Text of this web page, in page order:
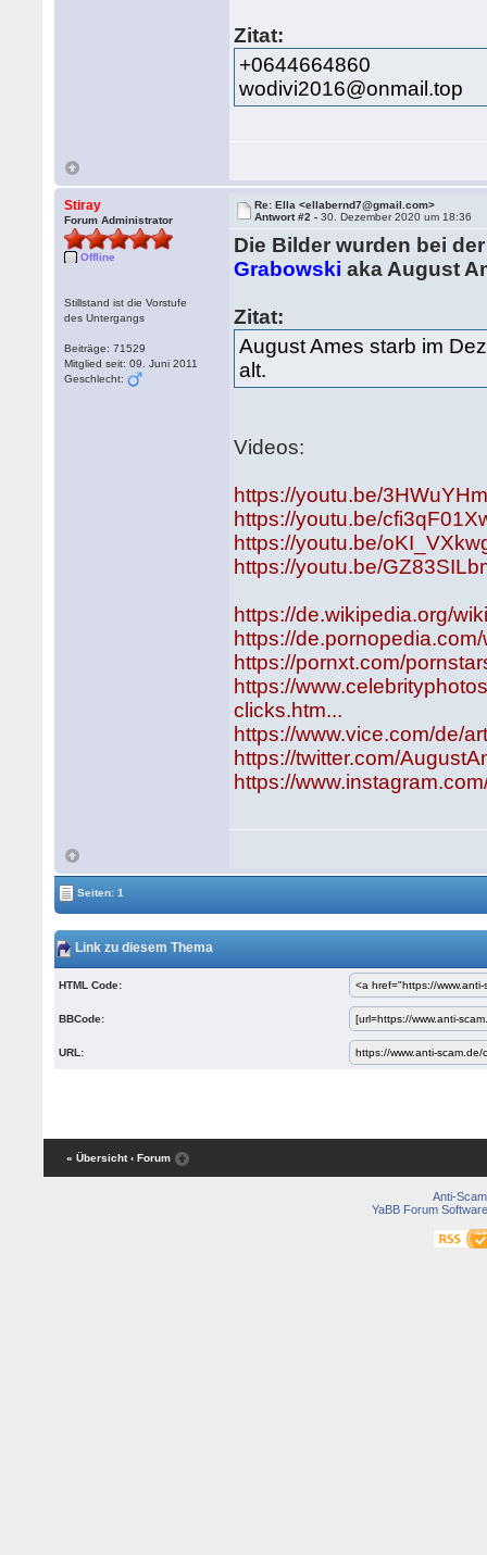
Zitat:
+0644664860
wodivi2016@onmail.top
Stiray
Forum Administrator
Offline
Stillstand ist die Vorstufe
des Untergangs
Beiträge: 71529
Mitglied seit: 09. Juni 2011
Geschlecht:
Re: Ella <ellabernd7@gmail.com>
Antwort #2 -30. Dezember 2020 um 18:36
Die Bilder wurden bei
Grabowski aka August
Zitat:
August Ames starb im
alt.
Videos:
https://youtu.be/
https://youtu.be/
https://youtu.be/
https://youtu.be/
https://de.wikipedia.org/
https://
https://pornxt.com/
https://
clicks.htm...
https://www.vice.com/de/
https://twitter.com/
https://
Seiten: 1
Link zu diesem Thema
HTML Code:
BBCode:
URL:
« Übersicht ‹ Forum
Anti-Scam
YaBB Forum Software